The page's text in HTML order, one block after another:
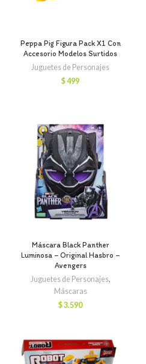
Peppa Pig Figura Pack X1 Con
Accesorio Modelos Surtidos
Juguetes de Personajes
$499
Máscara Black Panther
Luminosa – Original Hasbro –
Avengers
Juguetes de Personajes,
Máscaras
$3.590